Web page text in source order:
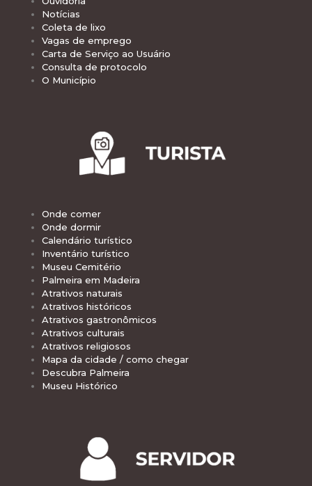
Notícias
Coleta de lixo
Vagas de emprego
Carta de Serviço ao Usuário
Consulta de protocolo
O Município
Onde comer
Onde dormir
Calendário turístico
Inventário turístico
Museu Cemitério
Palmeira em Madeira
Atrativos naturais
Atrativos históricos
Atrativos gastronômicos
Atrativos culturais
Atrativos religiosos
Mapa da cidade / como chegar
Descubra Palmeira
Museu Histórico